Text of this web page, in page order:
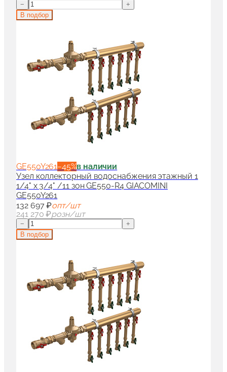
−
+
В подбор
GE550Y261−45%в наличии
Узел коллекторный водоснабжения этажный 1
1/4" x 3/4" /11 зон GE550-R4 GIACOMINI
GE550Y261
132 697 ₽опт/шт
241 270 ₽розн/шт
−
+
В подбор